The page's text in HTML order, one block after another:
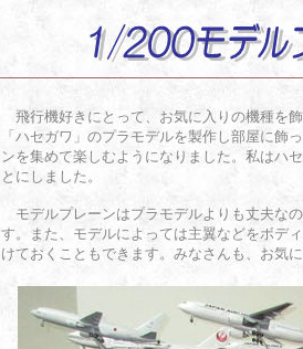
飛行機好きにとって、お気に入りの機種を
「ハセガワ」のプラモデルを製作し部屋に飾
ンを集めて楽しむようになりました。私はハ
とにしました。
モデルプレーンはプラモデルよりも丈夫な
す。また、モデルによっては主翼などをボデ
けておくこともできます。みなさんも、お気